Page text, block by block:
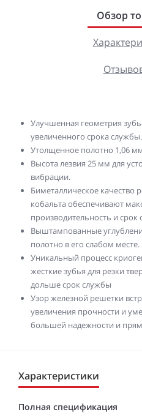
Обзор
Улучшенная геометрия
увеличенного срока службы.
Утолщенное полотно 1,06
Высота лезвия 25 мм для
вибрации.
Биметаллическое качество
кобальта обеспечивают
производительность и срок
Выштампованные
полотно в его слабом месте.
Уникальный процесс
жесткие зубья для резки
дольше срок службы
Узор железной решетки
увеличения прочности и
большей надежности и
Характеристики
Полная спецификация